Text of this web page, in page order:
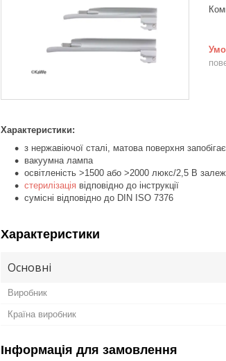
Характеристики:
з нержавіючої сталі, матова поверхня
вакуумна лампа
освітленість >1500 або >2000 люкс/2,5 В
стерилізація відповідно до інструкції
сумісні відповідно до DIN ISO 7376
Характеристики
Основні
Виробник
Країна виробник
Інформація для замовлення